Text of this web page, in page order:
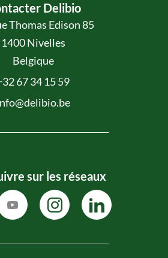
Delibio
Thomas Edison 85
1400 Nivelles
Belgique
67 34 15 59
sur les réseaux